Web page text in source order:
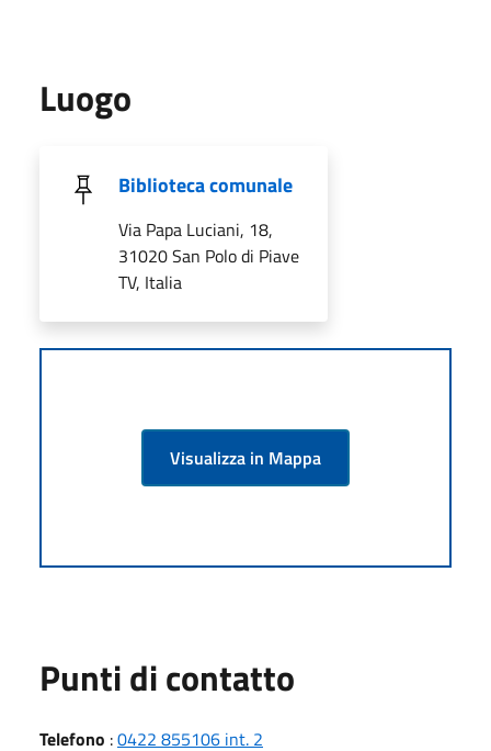
Luogo
Biblioteca comunale
Via Papa Luciani, 18,
31020 San Polo di Piave
TV, Italia
Visualizza in Mappa
Punti di contatto
Telefono :0422 855106 int. 2